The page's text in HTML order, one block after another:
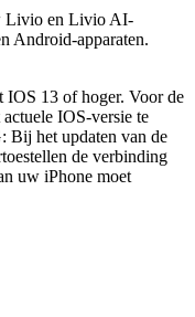
Livio en Livio AI-
Android-apparaten.
13 of hoger. Voor de
IOS-versie te
het updaten van de
de verbinding
uw iPhone moet